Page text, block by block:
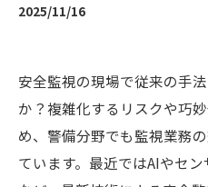
2025/11/16
安全監視の現場で従来の手
か？複雑化するリスクや巧
め、警備分野でも監視業務
ています。最近ではAIやセ